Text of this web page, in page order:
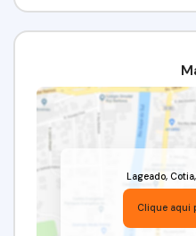
Imobiliária Alfa Negócios.
CRECI: 34.726-J.
Lageado, Cotia,
Clique aqui